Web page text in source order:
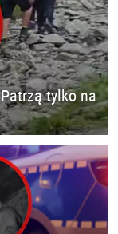
tylko na